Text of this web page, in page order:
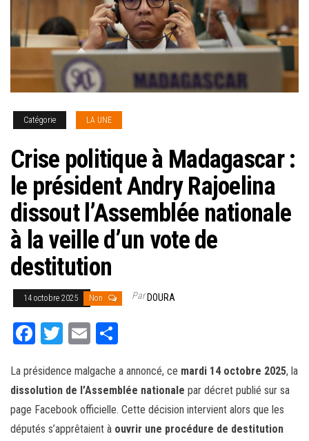
Catégorie LA UNE
Crise politique à Madagascar :
le président Andry Rajoelina
dissout l’Assemblée nationale
à la veille d’un vote de
destitution
14 octobre 2025 Non ParDOURA
Fa
bo
ok
T
tt
er
E
ail ag
er
La présidence malgache a annoncé, ce mardi 14 octobre 2025, la
dissolution de l’Assemblée nationale par décret publié sur sa
page Facebook officielle. Cette décision intervient alors que les
députés s’apprêtaient à ouvrir une procédure de destitution